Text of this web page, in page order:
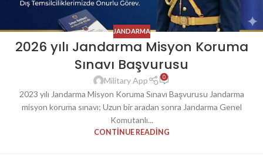
JANDARMA
2026 yılı Jandarma Misyon Koruma
Sınavı Başvurusu
Military App 0
2023 yılı Jandarma Misyon Koruma Sınavı Başvurusu Jandarma
misyon koruma sınavı; Uzun bir aradan sonra Jandarma Genel
Komutanlı...
CONTINUE READING